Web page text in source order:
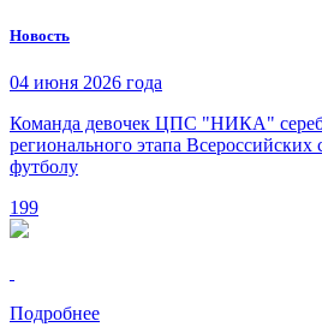
Новость
04 июня 2026 года
Команда девочек ЦПС "НИКА"
регионального этапа
футболу
199
Подробнее